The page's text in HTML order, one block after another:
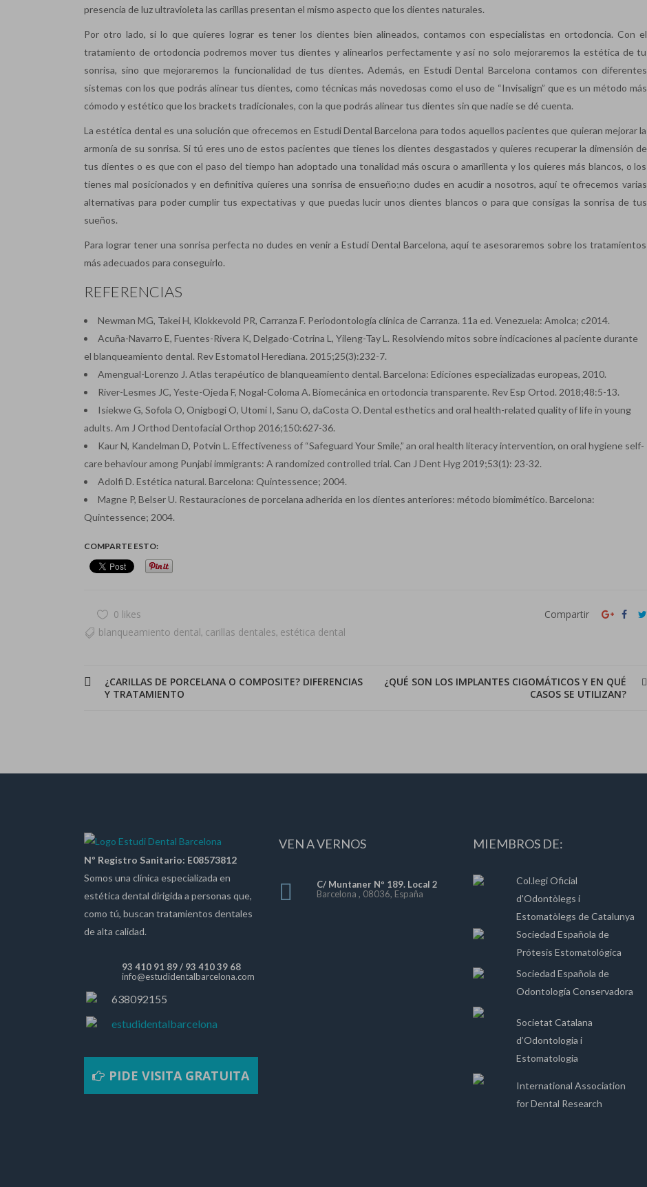
presencia de luz ultravioleta las carillas presentan el mismo aspecto que los dientes naturales.
Por otro lado, si lo que quieres lograr es tener los dientes bien alineados, contamos con especialistas en ortodoncia. Con el
tratamiento de ortodoncia podremos mover tus dientes y alinearlos perfectamente y así no solo mejoraremos la estética de tu
sonrisa, sino que mejoraremos la funcionalidad de tus dientes. Además, en Estudi Dental Barcelona contamos con diferentes
sistemas con los que podrás alinear tus dientes, como técnicas más novedosas como el uso de “Invisalign” que es un método más
cómodo y estético que los brackets tradicionales, con la que podrás alinear tus dientes sin que nadie se dé cuenta.
La estética dental es una solución que ofrecemos en Estudi Dental Barcelona para todos aquellos pacientes que quieran mejorar la
armonía de su sonrisa. Si tú eres uno de estos pacientes que tienes los dientes desgastados y quieres recuperar la dimensión de
tus dientes o es que con el paso del tiempo han adoptado una tonalidad más oscura o amarillenta y los quieres más blancos, o los
tienes mal posicionados y en definitiva quieres una sonrisa de ensueño;no dudes en acudir a nosotros, aquí te ofrecemos varias
alternativas para poder cumplir tus expectativas y que puedas lucir unos dientes blancos o para que consigas la sonrisa de tus
sueños.
Para lograr tener una sonrisa perfecta no dudes en venir a Estudi Dental Barcelona, aquí te asesoraremos sobre los tratamientos
más adecuados para conseguirlo.
REFERENCIAS
Newman MG, Takei H, Klokkevold PR, Carranza F. Periodontología clínica de Carranza. 11a ed. Venezuela: Amolca; c2014.
Acuña-Navarro E, Fuentes-Rivera K, Delgado-Cotrina L, Yileng-Tay L. Resolviendo mitos sobre indicaciones al paciente durante
el blanqueamiento dental. Rev Estomatol Herediana. 2015;25(3):232-7.
Amengual-Lorenzo J. Atlas terapéutico de blanqueamiento dental. Barcelona: Ediciones especializadas europeas, 2010.
River-Lesmes JC, Yeste-Ojeda F, Nogal-Coloma A. Biomecánica en ortodoncia transparente. Rev Esp Ortod. 2018;48:5-13.
Isiekwe G, Sofola O, Onigbogi O, Utomi I, Sanu O, daCosta O. Dental esthetics and oral health-related quality of life in young
adults. Am J Orthod Dentofacial Orthop 2016;150:627-36.
Kaur N, Kandelman D, Potvin L. Effectiveness of “Safeguard Your Smile,” an oral health literacy intervention, on oral hygiene self-
care behaviour among Punjabi immigrants: A randomized controlled trial. Can J Dent Hyg 2019;53(1): 23-32.
Adolfi D. Estética natural. Barcelona: Quintessence; 2004.
Magne P, Belser U. Restauraciones de porcelana adherida en los dientes anteriores: método biomimético. Barcelona:
Quintessence; 2004.
COMPARTE ESTO:
0 likes
blanqueamiento dental, carillas dentales, estética dental
Compartir
¿CARILLAS DE PORCELANA O COMPOSITE? DIFERENCIAS
Y TRATAMIENTO
¿QUÉ SON LOS IMPLANTES CIGOMÁTICOS Y EN QUÉ
CASOS SE UTILIZAN?
Nº Registro Sanitario: E08573812
Somos una clínica especializada en
estética dental dirigida a personas que,
como tú, buscan tratamientos dentales
de alta calidad.
93 410 91 89/ 93 410 39 68
info@estudidentalbarcelona.com
638092155
estudidentalbarcelona
PIDE VISITA GRATUITA
VEN A VERNOS
C/ Muntaner Nº 189. Local 2
Barcelona , 08036, España
MIEMBROS DE:
Col.legi Oficial
d'Odontòlegs i
Estomatòlegs de Catalunya
Sociedad Española de
Prótesis Estomatológica
Sociedad Española de
Odontología Conservadora
Societat Catalana
d’Odontologia i
Estomatologia
International Association
for Dental Research